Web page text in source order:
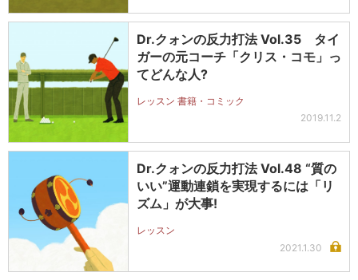
Dr.クォンの反力打法 Vol.35 タイ
ガーの元コーチ「クリス・コモ」っ
てどんな人?
レッスン 書籍・コミック
2019.11.2
Dr.クォンの反力打法 Vol.48 “質の
いい”運動連鎖を実現するには「リ
ズム」が大事!
レッスン
2021.1.30